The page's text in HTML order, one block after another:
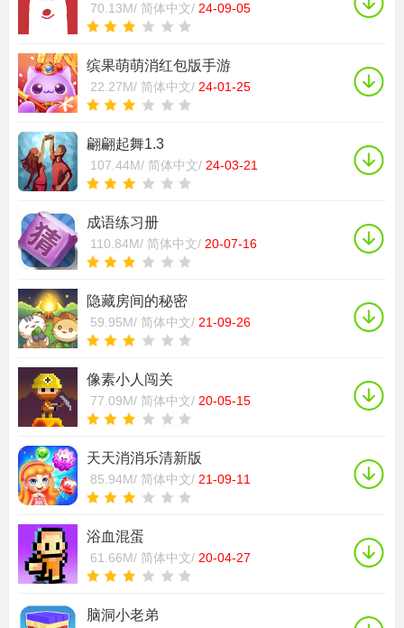
70.13M/ 简体中文/ 24-09-05
缤果萌萌消红包版手游
22.27M/ 简体中文/ 24-01-25
翩翩起舞1.3
107.44M/ 简体中文/ 24-03-21
成语练习册
110.84M/ 简体中文/ 20-07-16
隐藏房间的秘密
59.95M/ 简体中文/ 21-09-26
像素小人闯关
77.09M/ 简体中文/ 20-05-15
天天消消乐清新版
85.94M/ 简体中文/ 21-09-11
浴血混蛋
61.66M/ 简体中文/ 20-04-27
脑洞小老弟